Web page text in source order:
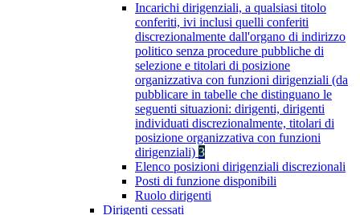
Incarichi dirigenziali, a qualsiasi titolo
conferiti, ivi inclusi quelli conferiti
discrezionalmente dall'organo di indirizzo
politico senza procedure pubbliche di
selezione e titolari di posizione
organizzativa con funzioni dirigenziali (da
pubblicare in tabelle che distinguano le
seguenti situazioni: dirigenti, dirigenti
individuati discrezionalmente, titolari di
posizione organizzativa con funzioni
dirigenziali) 3
Elenco posizioni dirigenziali discrezionali
Posti di funzione disponibili
Ruolo dirigenti
Dirigenti cessati